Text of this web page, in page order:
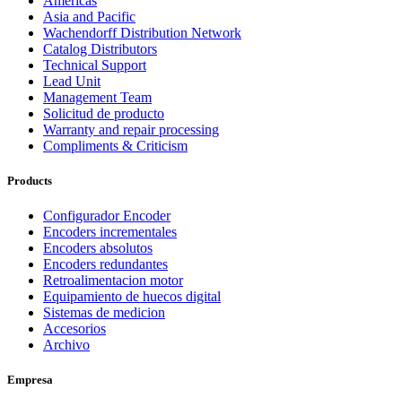
Asia and Pacific
Wachendorff Distribution Network
Catalog Distributors
Technical Support
Lead Unit
Management Team
Solicitud de producto
Warranty and repair processing
Compliments & Criticism
Products
Configurador Encoder
Encoders incrementales
Encoders absolutos
Encoders redundantes
Retroalimentacion motor
Equipamiento de huecos digital
Sistemas de medicion
Accesorios
Archivo
Empresa